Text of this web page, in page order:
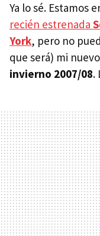
Ya lo sé. Estamos
recién estrenada
York, pero no
que será) mi nuevo
invierno 2007/08.